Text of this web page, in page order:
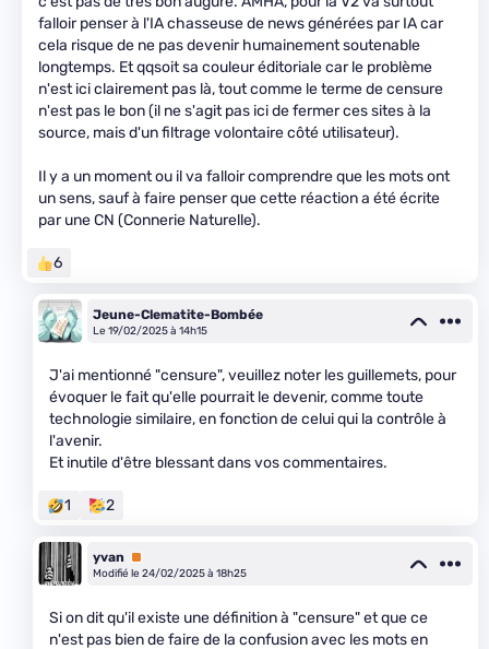
falloir penser à l'IA chasseuse de news générées par IA car
cela risque de ne pas devenir humainement soutenable
longtemps. Et qqsoit sa couleur éditoriale car le problème
n'est ici clairement pas là, tout comme le terme de censure
n'est pas le bon (il ne s'agit pas ici de fermer ces sites à la
source, mais d'un filtrage volontaire côté utilisateur).
Il y a un moment ou il va falloir comprendre que les mots ont
un sens, sauf à faire penser que cette réaction a été écrite
par une CN (Connerie Naturelle).
6
Jeune-Clematite-Bombée
Le 19/02/2025 à 14h15
J'ai mentionné "censure", veuillez noter les guillemets, pour
évoquer le fait qu'elle pourrait le devenir, comme toute
technologie similaire, en fonction de celui qui la contrôle à
l'avenir.
Et inutile d'être blessant dans vos commentaires.
1 2
yvan
Premium
Modifié le 24/02/2025 à 18h25
Si on dit qu'il existe une définition à "censure" et que ce
n'est pas bien de faire de la confusion avec les mots en